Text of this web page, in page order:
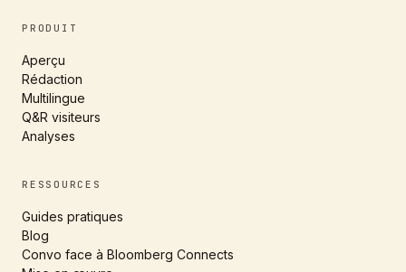
PRODUIT
Aperçu
Rédaction
Multilingue
Q&R visiteurs
Analyses
RESSOURCES
Guides pratiques
Blog
Convo face à Bloomberg Connects